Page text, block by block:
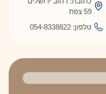
59 צפת
טלפון: 054-8338822